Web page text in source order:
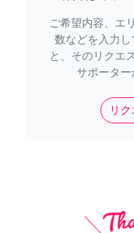
ご希望内容、エ
数などを入力
と、そのリクエ
サポーター
リ